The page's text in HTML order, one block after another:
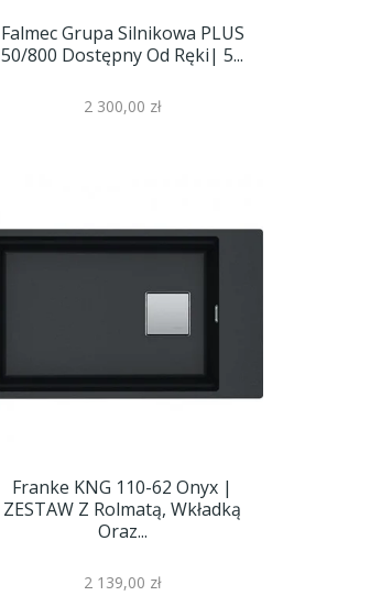
Falmec Grupa Silnikowa PLUS
50/800 Dostępny Od Ręki| 5...
2 300,00 zł
Franke KNG 110-62 Onyx |
ZESTAW Z Rolmatą, Wkładką
Oraz...
2 139,00 zł